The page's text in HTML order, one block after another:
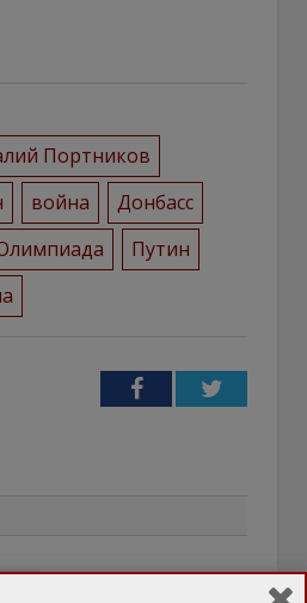
Портников
война
Донбасс
Путин
FacebookTwitter